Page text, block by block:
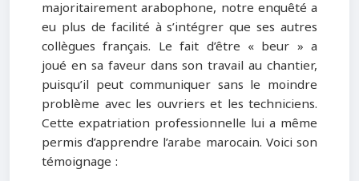
majoritairement arabophone, notre enquêté a
eu plus de facilité à s’intégrer que ses autres
collègues français. Le fait d’être « beur » a
joué en sa faveur dans son travail au chantier,
puisqu’il peut communiquer sans le moindre
problème avec les ouvriers et les techniciens.
Cette expatriation professionnelle lui a même
permis d’apprendre l’arabe marocain. Voici son
témoignage :